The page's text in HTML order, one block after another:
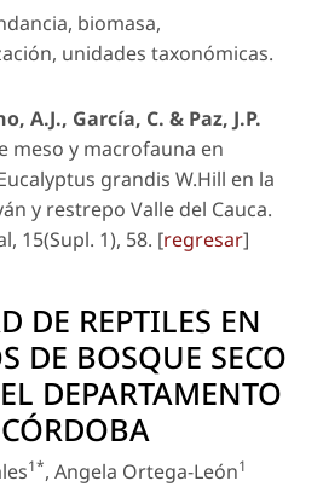
biomasa,
unidades taxonómicas.
A.J., García, C. & Paz, J.P.
meso y macrofauna en
grandis W.Hill en la
y restrepo Valle del Cauca.
15(Supl. 1), 58. [regresar]
DE REPTILES EN
DE BOSQUE SECO
DEPARTAMENTO
1*, Angela Ortega-León1